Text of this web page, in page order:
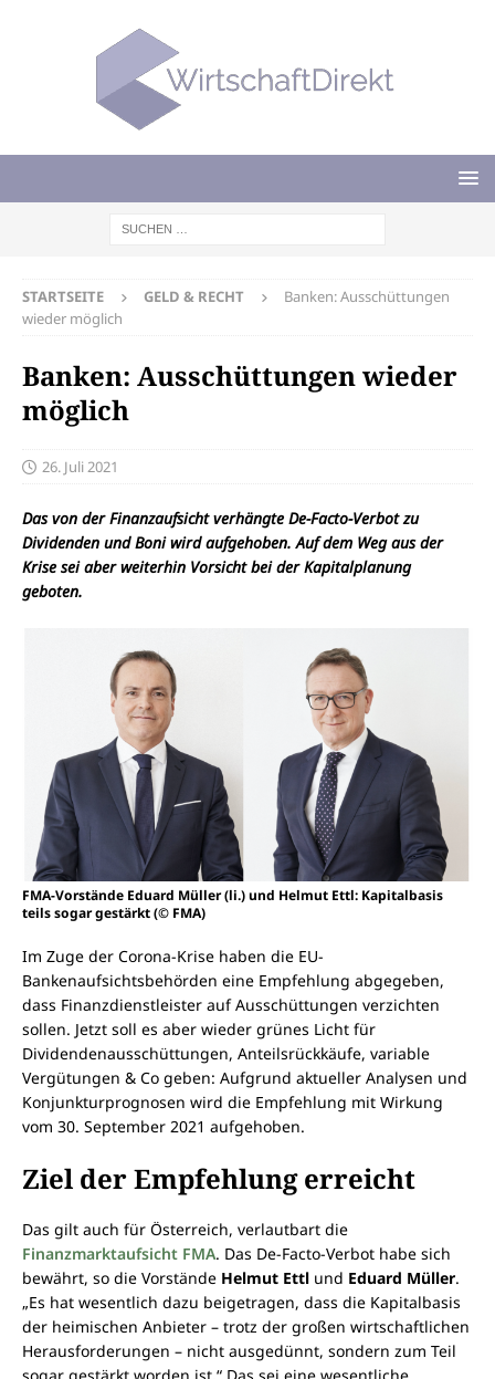
STARTSEITE GELD & RECHT
Banken: Ausschüttungen
wieder möglich
Banken: Ausschüttungen wieder
möglich
26. Juli 2021
Das von der Finanzaufsicht verhängte De-Facto-Verbot zu
Dividenden und Boni wird aufgehoben. Auf dem Weg aus der
Krise sei aber weiterhin Vorsicht bei der Kapitalplanung
geboten.
FMA-Vorstände Eduard Müller (li.) und Helmut Ettl: Kapitalbasis
teils sogar gestärkt (© FMA)
Im Zuge der Corona-Krise haben die EU-
Bankenaufsichtsbehörden eine Empfehlung abgegeben,
dass Finanzdienstleister auf Ausschüttungen verzichten
sollen. Jetzt soll es aber wieder grünes Licht für
Dividendenausschüttungen, Anteilsrückkäufe, variable
Vergütungen & Co geben: Aufgrund aktueller Analysen und
Konjunkturprognosen wird die Empfehlung mit Wirkung
vom 30. September 2021 aufgehoben.
Ziel der Empfehlung erreicht
Das gilt auch für Österreich, verlautbart die
Finanzmarktaufsicht FMA. Das De-Facto-Verbot habe sich
bewährt, so die Vorstände Helmut Ettl und Eduard Müller.
„Es hat wesentlich dazu beigetragen, dass die Kapitalbasis
der heimischen Anbieter – trotz der großen wirtschaftlichen
Herausforderungen – nicht ausgedünnt, sondern zum Teil